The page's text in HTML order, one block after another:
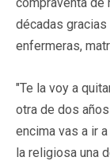
décadas
enfermeras,
"Te la voy a
otra de dos
encima vas a ir
la religiosa una